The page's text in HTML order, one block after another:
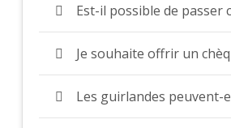
Est-il possible de passer
Je souhaite offrir un
Les guirlandes peuvent-